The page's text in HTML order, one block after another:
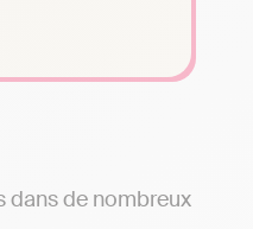
dans de nombreux